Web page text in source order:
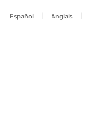
Anglais
Español